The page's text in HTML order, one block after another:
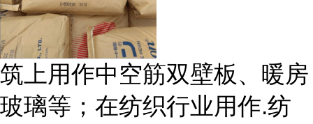
筑上用作中空筋双壁板、暖房
玻璃等；在纺织行业用作.纺